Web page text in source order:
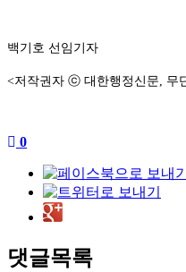
백기호 선임기자
<저작권자 ⓒ 대한행정신문, 무
0
댓글목록